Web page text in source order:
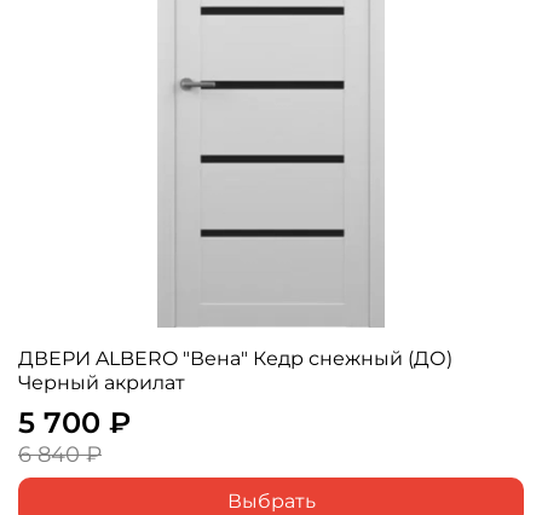
ДВЕРИ ALBERO "Вена" Кедр снежный (ДО)
Черный акрилат
5 700 ₽
6 840 ₽
Выбрать